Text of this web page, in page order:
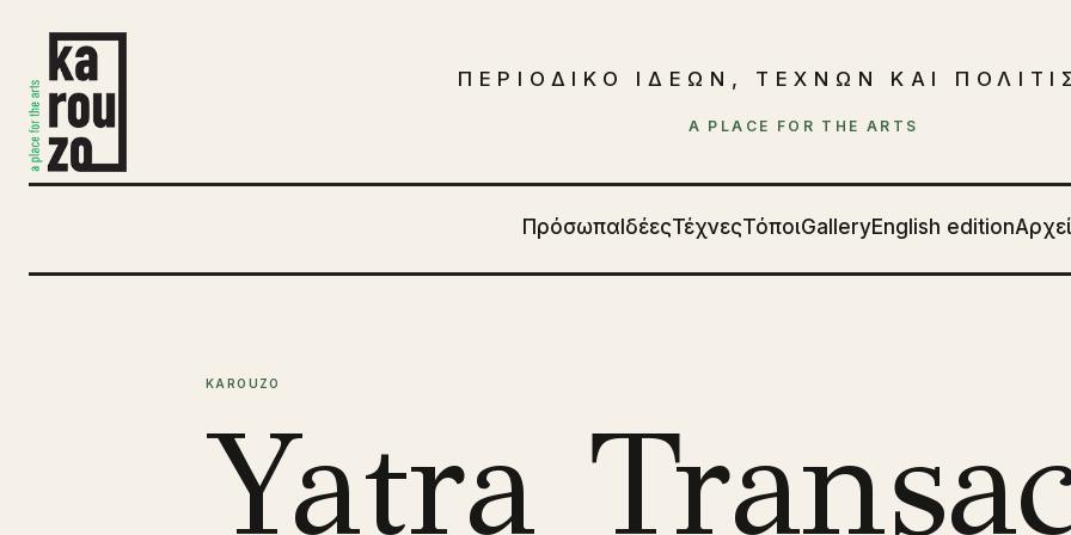
ΠΕΡΙΟΔΙΚΟ ΙΔΕΩΝ, ΤΕΧΝΩΝ ΚΑΙ
A PLACE FOR THE ARTS
Πρόσωπα ΙδέεςΤέχνεςΤόποιGalleryEnglish edition
KAROUZO
Yatra